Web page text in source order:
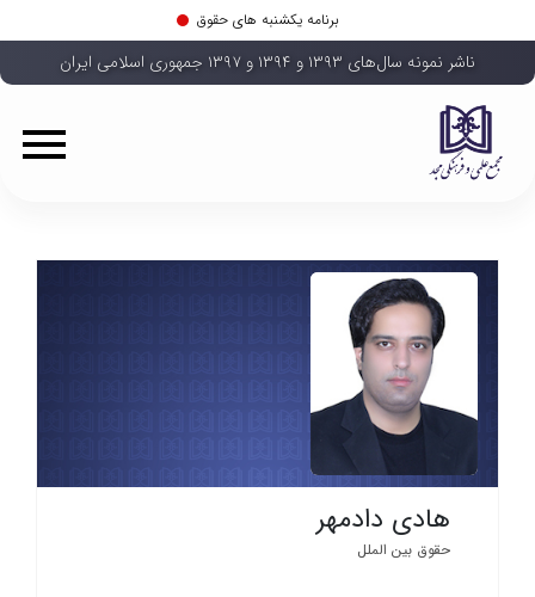
برنامه یکشنبه های حقوق
ناشر نمونه سال‌های ۱۳۹۳ و ۱۳۹۴ و ۱۳۹۷ جمهوری اسلامی ایران
هادی دادمهر
حقوق بین الملل